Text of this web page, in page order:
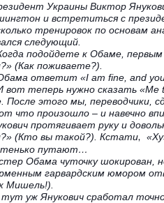
Украины Виктор
и встретиться с
тренировок по основам
следующий.
подойдете к Обаме,
(Как поживаете?).
ответит «I am fine, and
вот теперь нужно сказать
После этого мы, переводчики,
что произошло – и навечно
протягивает руку и
(Кто вы такой?). Кстати,
путают…
Обама чуточку шокирован,
гарвардским юмором
Мишель!).
уж Янукович сработал